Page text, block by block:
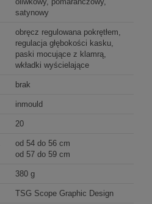
satynowy
obręcz regulowana pokrętłem,
regulacja głębokości kasku,
paski mocujące z klamrą,
wkładki wyścielające
brak
inmould
20
od 54 do 56 cm
od 57 do 59 cm
380 g
TSG Scope Graphic Design